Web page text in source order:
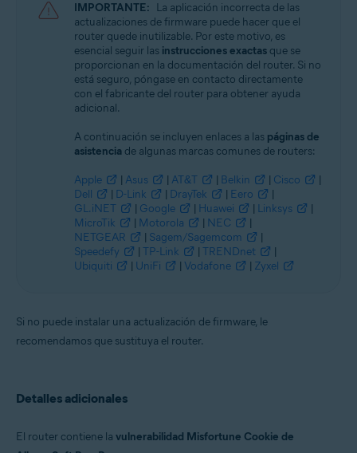
IMPORTANTE: La aplicación incorrecta de las
actualizaciones de firmware puede hacer que el
router quede inutilizable. Por este motivo, es
esencial seguir las instrucciones exactas que se
proporcionan en la documentación del router. Si no
está seguro, póngase en contacto directamente
con el fabricante del router para obtener ayuda
adicional.
A continuación se incluyen enlaces a las páginas de
asistencia de algunas marcas comunes de routers:
Apple | Asus | AT&T | Belkin | Cisco
|
Dell
| D-Link | DrayTek | Eero
|
GL.iNET
| Google | Huawei | Linksys
|
MicroTik
| Motorola | NEC
|
NETGEAR
| Sagem/Sagemcom
|
Speedefy
| TP-Link | TRENDnet
|
Ubiquiti
| UniFi | Vodafone | Zyxel
Si no puede instalar una actualización de firmware, le
recomendamos que sustituya el router.
Detalles adicionales
El router contiene la vulnerabilidad Misfortune Cookie de